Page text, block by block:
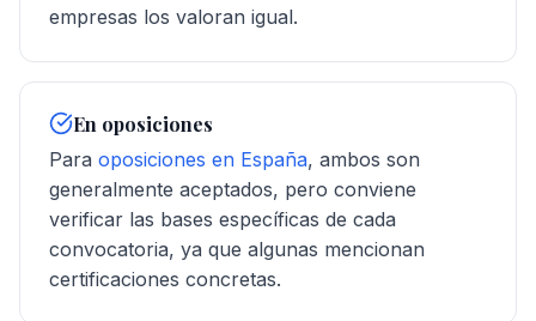
empresas los valoran igual.
En oposiciones
Para oposiciones en España, ambos son
generalmente aceptados, pero conviene
verificar las bases específicas de cada
convocatoria, ya que algunas mencionan
certificaciones concretas.